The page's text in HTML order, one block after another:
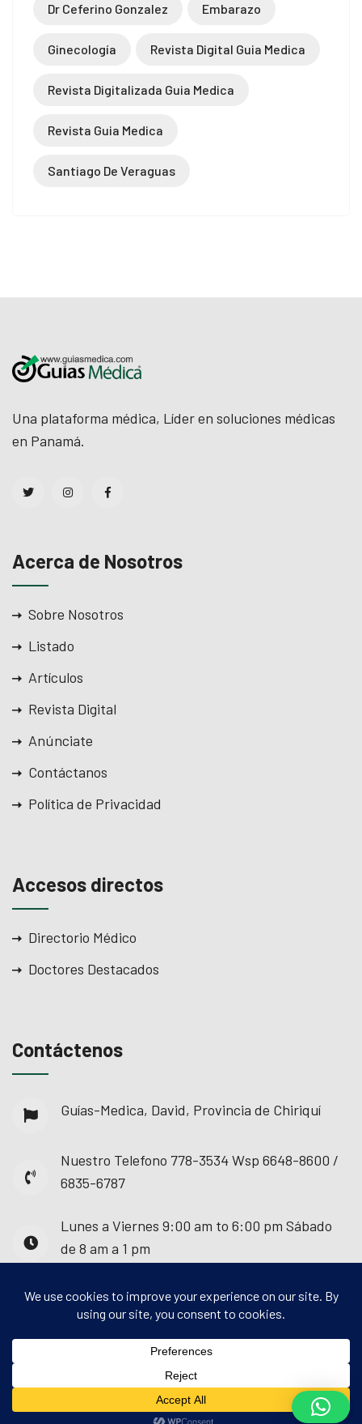
Dr Ceferino Gonzalez Embarazo
Ginecología Revista Digital Guia Medica
Revista Digitalizada Guia Medica
Revista Guia Medica
Santiago De Veraguas
Una plataforma médica, Líder en soluciones médicas
en Panamá.
Acerca de Nosotros
Sobre Nosotros
Listado
Artículos
Revista Digital
Anúnciate
Contáctanos
Política de Privacidad
Accesos directos
Directorio Médico
Doctores Destacados
Contáctenos
Guías-Medica, David, Provincia de Chiriquí
Nuestro Telefono 778-3534 Wsp 6648-8600 /
6835-6787
Lunes a Viernes 9:00 am to 6:00 pm Sábado
de 8 am a 1 pm
© 2025 - Guías Médica. Todos los derechos
reservados.